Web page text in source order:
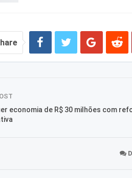
economia de R$ 30 milhões com